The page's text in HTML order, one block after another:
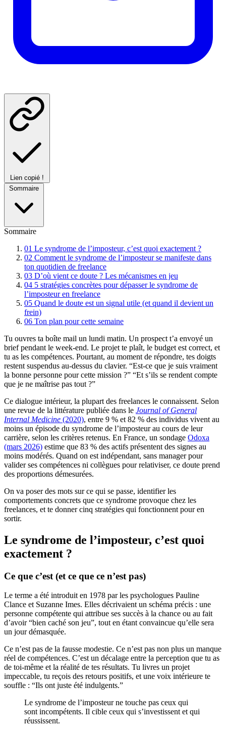
Lien copié !
Sommaire
Sommaire
01 Le syndrome de l’imposteur, c’est quoi exactement ?
02 Comment le syndrome de l’imposteur se manifeste dans
ton quotidien de freelance
03 D’où vient ce doute ? Les mécanismes en jeu
04 5 stratégies concrètes pour dépasser le syndrome de
l’imposteur en freelance
05 Quand le doute est un signal utile (et quand il devient un
frein)
06 Ton plan pour cette semaine
Tu ouvres ta boîte mail un lundi matin. Un prospect t’a envoyé un
brief pendant le week-end. Le projet te plaît, le budget est correct, et
tu as les compétences. Pourtant, au moment de répondre, tes doigts
restent suspendus au-dessus du clavier. “Est-ce que je suis vraiment
la bonne personne pour cette mission ?” “Et s’ils se rendent compte
que je ne maîtrise pas tout ?”
Ce dialogue intérieur, la plupart des freelances le connaissent. Selon
une revue de la littérature publiée dans le Journal of General
Internal Medicine (2020), entre 9 % et 82 % des individus vivent au
moins un épisode du syndrome de l’imposteur au cours de leur
carrière, selon les critères retenus. En France, un sondage Odoxa
(mars 2026) estime que 83 % des actifs présentent des signes au
moins modérés. Quand on est indépendant, sans manager pour
valider ses compétences ni collègues pour relativiser, ce doute prend
des proportions démesurées.
On va poser des mots sur ce qui se passe, identifier les
comportements concrets que ce syndrome provoque chez les
freelances, et te donner cinq stratégies qui fonctionnent pour en
sortir.
Le syndrome de l’imposteur, c’est quoi
exactement ?
Ce que c’est (et ce que ce n’est pas)
Le terme a été introduit en 1978 par les psychologues Pauline
Clance et Suzanne Imes. Elles décrivaient un schéma précis : une
personne compétente qui attribue ses succès à la chance ou au fait
d’avoir “bien caché son jeu”, tout en étant convaincue qu’elle sera
un jour démasquée.
Ce n’est pas de la fausse modestie. Ce n’est pas non plus un manque
réel de compétences. C’est un décalage entre la perception que tu as
de toi-même et la réalité de tes résultats. Tu livres un projet
impeccable, tu reçois des retours positifs, et une voix intérieure te
souffle : “Ils ont juste été indulgents.”
Le syndrome de l’imposteur ne touche pas ceux qui
sont incompétents. Il cible ceux qui s’investissent et qui
réussissent.